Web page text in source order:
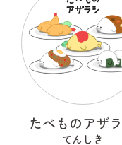
たべものアザ
てんしき